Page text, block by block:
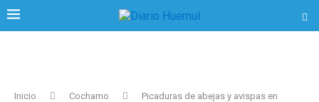
Inicio Cochamo
Picaduras de abejas y avispas en